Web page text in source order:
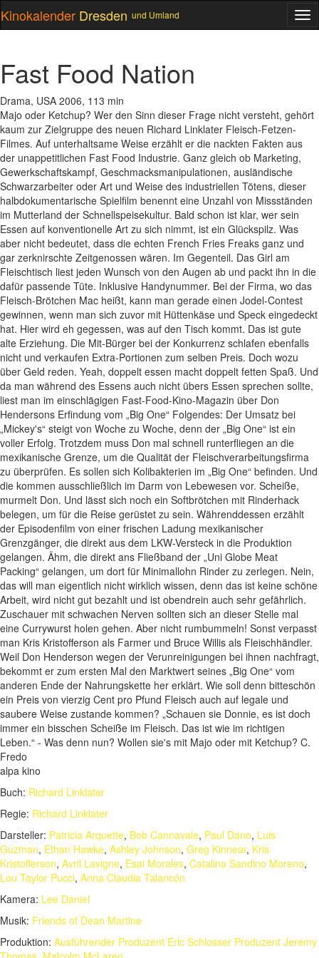
Kinokalender Dresden und Umland
Fast Food Nation
Drama, USA 2006, 113 min
Majo oder Ketchup? Wer den Sinn dieser Frage nicht versteht, gehört
kaum zur Zielgruppe des neuen Richard Linklater Fleisch-Fetzen-
Filmes. Auf unterhaltsame Weise erzählt er die nackten Fakten aus
der unappetitlichen Fast Food Industrie. Ganz gleich ob Marketing,
Gewerkschaftskampf, Geschmacksmanipulationen, ausländische
Schwarzarbeiter oder Art und Weise des industriellen Tötens, dieser
halbdokumentarische Spielfilm benennt eine Unzahl von Missständen
im Mutterland der Schnellspeisekultur. Bald schon ist klar, wer sein
Essen auf konventionelle Art zu sich nimmt, ist ein Glückspilz. Was
aber nicht bedeutet, dass die echten French Fries Freaks ganz und
gar zerknirschte Zeitgenossen wären. Im Gegenteil. Das Girl am
Fleischtisch liest jeden Wunsch von den Augen ab und packt ihn in die
dafür passende Tüte. Inklusive Handynummer. Bei der Firma, wo das
Fleisch-Brötchen Mac heißt, kann man gerade einen Jodel-Contest
gewinnen, wenn man sich zuvor mit Hüttenkäse und Speck eingedeckt
hat. Hier wird eh gegessen, was auf den Tisch kommt. Das ist gute
alte Erziehung. Die Mit-Bürger bei der Konkurrenz schlafen ebenfalls
nicht und verkaufen Extra-Portionen zum selben Preis. Doch wozu
über Geld reden. Yeah, doppelt essen macht doppelt fetten Spaß. Und
da man während des Essens auch nicht übers Essen sprechen sollte,
liest man im einschlägigen Fast-Food-Kino-Magazin über Don
Hendersons Erfindung vom „Big One“ Folgendes: Der Umsatz bei
„Mickey's“ steigt von Woche zu Woche, denn der „Big One“ ist ein
voller Erfolg. Trotzdem muss Don mal schnell runterfliegen an die
mexikanische Grenze, um die Qualität der Fleischverarbeitungsfirma
zu überprüfen. Es sollen sich Kolibakterien im „Big One“ befinden. Und
die kommen ausschließlich im Darm von Lebewesen vor. Scheiße,
murmelt Don. Und lässt sich noch ein Softbrötchen mit Rinderhack
belegen, um für die Reise gerüstet zu sein. Währenddessen erzählt
der Episodenfilm von einer frischen Ladung mexikanischer
Grenzgänger, die direkt aus dem LKW-Versteck in die Produktion
gelangen. Ähm, die direkt ans Fließband der „Uni Globe Meat
Packing“ gelangen, um dort für Minimallohn Rinder zu zerlegen. Nein,
das will man eigentlich nicht wirklich wissen, denn das ist keine schöne
Arbeit, wird nicht gut bezahlt und ist obendrein auch sehr gefährlich.
Zuschauer mit schwachen Nerven sollten sich an dieser Stelle mal
eine Currywurst holen gehen. Aber nicht rumbummeln! Sonst verpasst
man Kris Kristofferson als Farmer und Bruce Willis als Fleischhändler.
Weil Don Henderson wegen der Verunreinigungen bei ihnen nachfragt,
bekommt er zum ersten Mal den Marktwert seines „Big One“ vom
anderen Ende der Nahrungskette her erklärt. Wie soll denn bitteschön
ein Preis von vierzig Cent pro Pfund Fleisch auch auf legale und
saubere Weise zustande kommen? „Schauen sie Donnie, es ist doch
immer ein bisschen Scheiße im Fleisch. Das ist wie im richtigen
Leben.“ - Was denn nun? Wollen sie's mit Majo oder mit Ketchup? C.
Fredo
alpa kino
Buch: Richard Linklater
Regie: Richard Linklater
Darsteller: Patricia Arquette, Bob Cannavale, Paul Dano, Luis
Guzman, Ethan Hawke, Ashley Johnson, Greg Kinnear, Kris
Kristofferson, Avril Lavigne, Esai Morales, Catalina Sandino Moreno,
Lou Taylor Pucci, Anna Claudia Talancón
Kamera: Lee Daniel
Musik: Friends of Dean Martine
Produktion: Ausführender Produzent Eric Schlosser Produzent Jeremy